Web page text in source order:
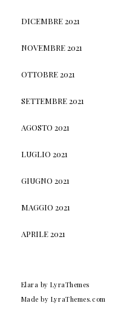
DICEMBRE 2021
NOVEMBRE 2021
OTTOBRE 2021
SETTEMBRE 2021
AGOSTO 2021
LUGLIO 2021
GIUGNO 2021
MAGGIO 2021
APRILE 2021
Elara by LyraThemes
Made by LyraThemes.com